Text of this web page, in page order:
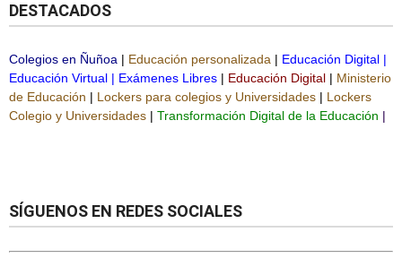
DESTACADOS
Colegios en Ñuñoa | Educación personalizada | Educación Digital |
Educación Virtual | Exámenes Libres | Educación Digital | Ministerio
de Educación | Lockers para colegios y Universidades | Lockers
Colegio y Universidades | Transformación Digital de la Educación |
SÍGUENOS EN REDES SOCIALES